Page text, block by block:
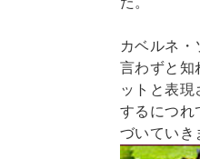
カベルネ
言わずと
ットと表
するにつ